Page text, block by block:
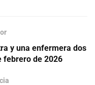
y una enfermera dos
febrero de 2026